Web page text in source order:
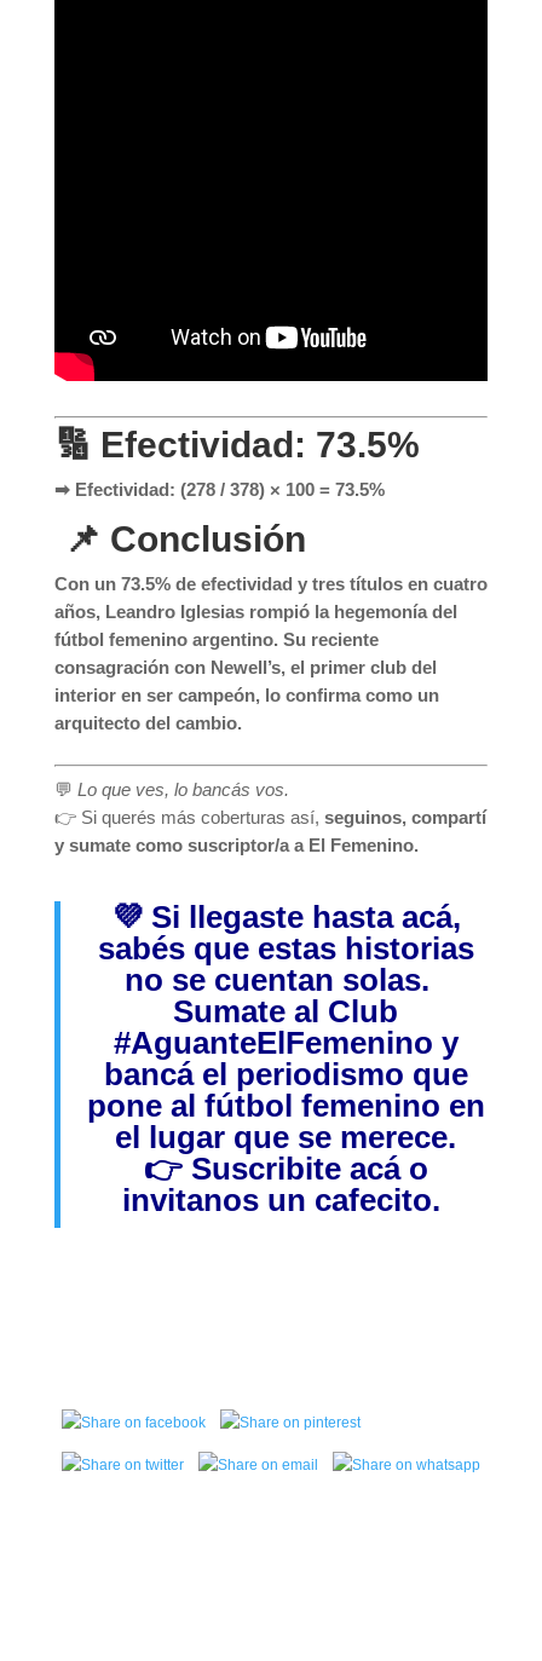
🔢 Efectividad: 73.5%
➡ Efectividad: (278 / 378) × 100 = 73.5%
📌 Conclusión
Con un 73.5% de efectividad y tres títulos en cuatro
años, Leandro Iglesias rompió la hegemonía del
fútbol femenino argentino. Su reciente
consagración con Newell’s, el primer club del
interior en ser campeón, lo confirma como un
arquitecto del cambio.
💬 Lo que ves, lo bancás vos.
👉 Si querés más coberturas así, seguinos, compartí
y sumate como suscriptor/a a El Femenino.
💜 Si llegaste hasta acá,
sabés que estas historias
no se cuentan solas.
Sumate al Club
#AguanteElFemenino y
bancá el periodismo que
pone al fútbol femenino en
el lugar que se merece.
👉 Suscribite acáo
invitanos un cafecito.